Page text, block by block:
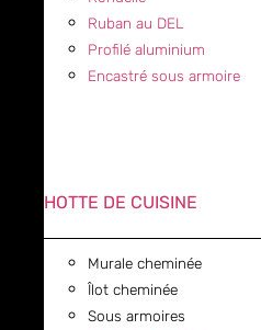
Ruban au DEL
Profilé aluminium
Encastré sous armoire
HOTTE DE CUISINE
Murale cheminée
Îlot cheminée
Sous armoires